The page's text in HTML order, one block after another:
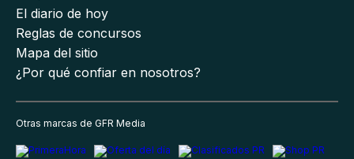
El diario de hoy
Reglas de concursos
Mapa del sitio
¿Por qué confiar en nosotros?
Otras marcas de GFR Media